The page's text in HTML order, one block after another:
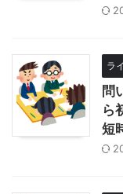
ラ
問
ら
短